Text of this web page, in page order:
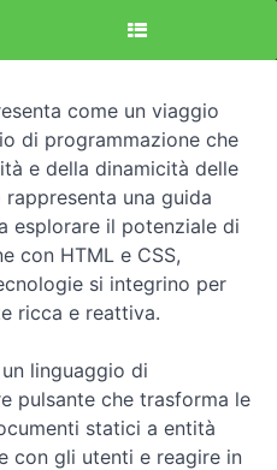
come un viaggio
di programmazione che
e della dinamicità delle
una guida
esplorare il potenziale di
con HTML e CSS,
si integrino per
ricca e reattiva.
linguaggio di
pulsante che trasforma le
statici a entità
con gli utenti e reagire in